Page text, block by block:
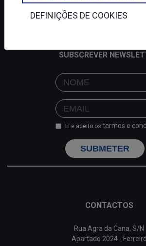
SUBSCREVER
Li e aceito os termos e
SUBMETER
CONTACTOS
Rua Agra da Cana, S/N
Apartado 2024 - Ferreiró
DEFINIÇÕES DE COOKIES